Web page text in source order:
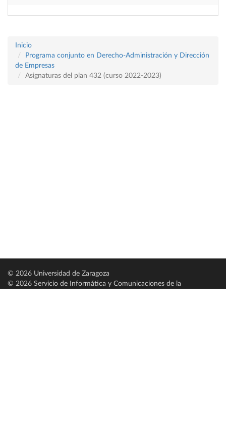
Inicio
Programa conjunto en Derecho-Administración y Dirección
de Empresas
Asignaturas del plan 432 (curso 2022-2023)
© 2026 Universidad de Zaragoza
© 2026 Servicio de Informática y Comunicaciones de la